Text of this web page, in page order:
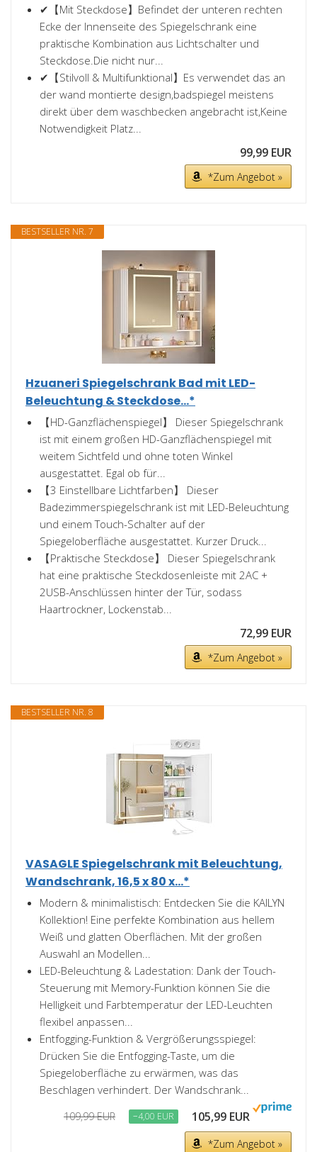
✔【Mit Steckdose】Befindet der unteren rechten
Ecke der Innenseite des Spiegelschrank eine
praktische Kombination aus Lichtschalter und
Steckdose.Die nicht nur...
✔【Stilvoll & Multifunktional】Es verwendet das an
der wand montierte design,badspiegel meistens
direkt über dem waschbecken angebracht ist,Keine
Notwendigkeit Platz...
99,99 EUR
*Zum Angebot »
BESTSELLER NR. 7
Hzuaneri Spiegelschrank Bad mit LED-
Beleuchtung & Steckdose...*
【HD-Ganzflächenspiegel】 Dieser Spiegelschrank
ist mit einem großen HD-Ganzflächenspiegel mit
weitem Sichtfeld und ohne toten Winkel
ausgestattet. Egal ob für...
【3 Einstellbare Lichtfarben】 Dieser
Badezimmerspiegelschrank ist mit LED-Beleuchtung
und einem Touch-Schalter auf der
Spiegeloberfläche ausgestattet. Kurzer Druck...
【Praktische Steckdose】 Dieser Spiegelschrank
hat eine praktische Steckdosenleiste mit 2AC +
2USB-Anschlüssen hinter der Tür, sodass
Haartrockner, Lockenstab...
72,99 EUR
*Zum Angebot »
BESTSELLER NR. 8
VASAGLE Spiegelschrank mit Beleuchtung,
Wandschrank, 16,5 x 80 x...*
Modern & minimalistisch: Entdecken Sie die KAILYN
Kollektion! Eine perfekte Kombination aus hellem
Weiß und glatten Oberflächen. Mit der großen
Auswahl an Modellen...
LED-Beleuchtung & Ladestation: Dank der Touch-
Steuerung mit Memory-Funktion können Sie die
Helligkeit und Farbtemperatur der LED-Leuchten
flexibel anpassen...
Entfogging-Funktion & Vergrößerungsspiegel:
Drücken Sie die Entfogging-Taste, um die
Spiegeloberfläche zu erwärmen, was das
Beschlagen verhindert. Der Wandschrank...
109,99 EUR −4,00 EUR 105,99 EUR
*Zum Angebot »